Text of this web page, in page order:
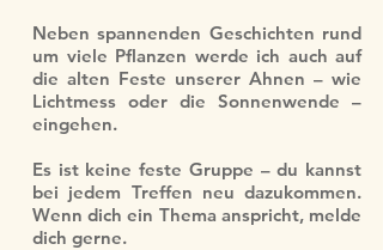
Neben spannenden Geschichten rund
um viele Pflanzen werde ich auch auf
die alten Feste unserer Ahnen – wie
Lichtmess oder die Sonnenwende –
eingehen.
Es ist keine feste Gruppe – du kannst
bei jedem Treffen neu dazukommen.
Wenn dich ein Thema anspricht, melde
dich gerne.